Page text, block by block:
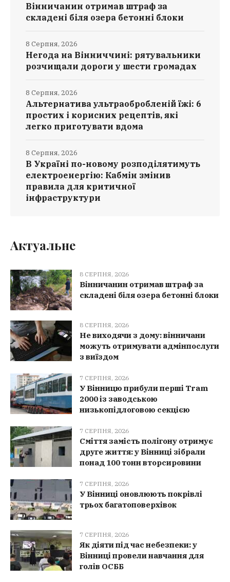
Вінничанин отримав штраф за
складені біля озера бетонні блоки
Негода на Вінниччині: рятувальники
розчищали дороги у шести громадах
8 Серпня, 2026
Альтернатива ультраобробленій їжі: 6
простих і корисних рецептів, які
легко приготувати вдома
8 Серпня, 2026
В Україні по-новому розподілятимуть
електроенергію: Кабмін змінив
правила для критичної
інфраструктури
8 Серпня, 2026
Актуальне
8 СЕРПНЯ, 2026
Вінничанин отримав штраф за
складені біля озера бетонні блоки
8 СЕРПНЯ, 2026
Не виходячи з дому: вінничани
можуть отримувати адмінпослуги
з виїздом
7 СЕРПНЯ, 2026
У Вінницю прибули перші Tram
2000 із заводською
низькопідлоговою секцією
7 СЕРПНЯ, 2026
Сміття замість полігону отримує
друге життя: у Вінниці зібрали
понад 100 тонн вторсировини
7 СЕРПНЯ, 2026
У Вінниці оновлюють покрівлі
трьох багатоповерхівок
7 СЕРПНЯ, 2026
Як діяти під час небезпеки: у
Вінниці провели навчання для
голів ОСББ